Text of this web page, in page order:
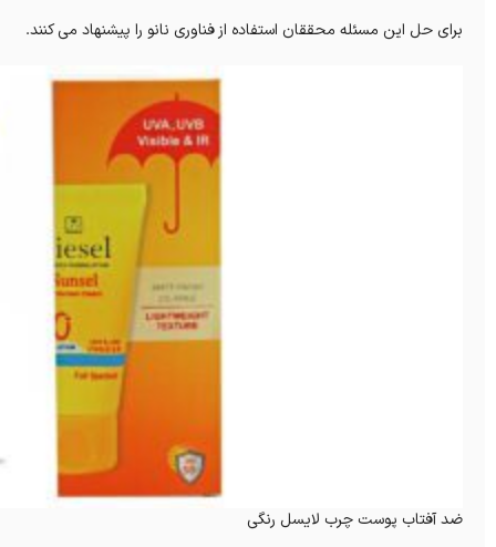
برای حل این مسئله محققان استفاده از فناوری نانو را پیشنهاد می کنند.
ضد آفتاب پوست چرب لایسل رنگی